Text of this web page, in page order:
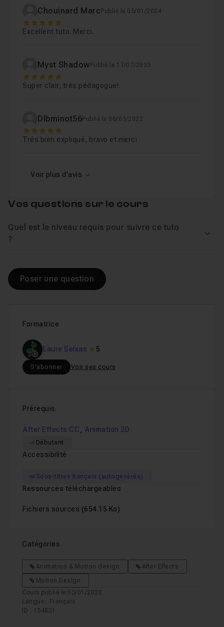
Leçon 5 Création d'un ciel étoilé dans After Effects
Chouinard Marc Publié le 05/01/2024
5
Excellent tuto. Merci.
Myst Shadow Publié le 17/07/2023
5
Super clair, très pédagogue!
Dlbminot56Publié le 08/03/2022
5
Trés bien expliqué, bravo et merci
Voir plus d'avis
Formatrice
Laure Seixas 5
S'abonner Voir ses cours
Prérequis
After Effects CC , Animation 2D
Débutant
Accessibilité
Sous-titres français (autogénérés)
Ressources téléchargeables
Fichiers sources (654.15 Ko)
Catégories
Animation & Motion design
After Effects
Motion Design
Cours publié le 03/01/2020
Langue : Français
ID : 134821
Vos questions sur le cours
Quel est le niveau requis pour suivre ce tuto
?
Poser une question